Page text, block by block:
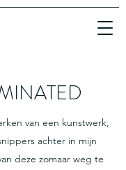
van een kunstwerk,
achter in mijn
deze zomaar weg te